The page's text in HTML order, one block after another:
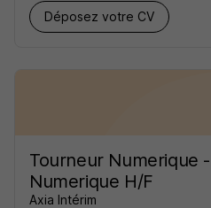
Déposez votre CV
Tourneur Numerique
Numerique H/F
Axia Intérim